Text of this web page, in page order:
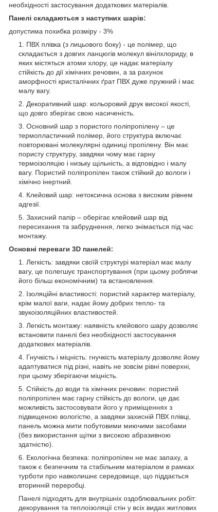
необхідності застосування додаткових матеріалів.
Панелі складаються з наступних шарів:
допустима похибка розміру - 3%
ПВХ плівка (з лицьового боку) - це полімер, що
складається з довгих ланцюгів молекул вінілхлориду, в
яких містяться атоми хлору, це надає матеріалу
стійкість до дії хімічних речовин, а за рахунок
аморфності кристалічних ґрат ПВХ дуже пружний і має
малу вагу.
Декоративний шар: кольоровий друк високої якості,
що довго зберігає свою насиченість.
Основний шар з пористого поліпропілену – це
термопластичний полімер, його структура включає
повторювані молекулярні одиниці пропілену. Він має
пористу структуру, завдяки чому має гарну
термоізоляцію і низьку щільність, а відповідно і малу
вагу. Пористий поліпропілен також стійкий до вологи і
хімічно інертний.
Клейовий шар: нетоксична основа з високим рівнем
адгезії.
Захисний папір – оберігає клейовий шар від
пересихання та забруднення, легко знімається під час
монтажу.
Основні переваги 3D панелей:
Легкість: завдяки своїй структурі матеріал має малу
вагу, це полегшує транспортування (при цьому роблячи
його більш економічним) та встановлення.
Ізоляційні властивості: пористий характер матеріалу,
крім малої ваги, надає йому добрих тепло- та
звукоізоляційних властивостей.
Легкість монтажу: наявність клейового шару дозволяє
встановити панелі без необхідності застосування
додаткових матеріалів.
Гнучкість і міцність: гнучкість матеріалу дозволяє йому
адаптуватися під різні, навіть не зовсім рівні поверхні,
при цьому зберігаючи міцність.
Стійкість до води та хімічних речовин: пористий
поліпропілен має гарну стійкість до вологи, це дає
можливість застосовувати його у приміщеннях з
підвищеною вологістю, а завдяки захисній ПВХ плівці,
панель можна мити побутовими миючими засобами
(без використання щітки з високою абразивною
здатністю).
Екологічна безпека: поліпропілен не має запаху, а
також є безпечним та стабільним матеріалом в рамках
турботи про навколишнє середовище, що піддається
вторинній переробці.
Панелі підходять для внутрішніх оздоблювальних робіт:
декорування та теплоізоляції стін у всіх видах житлових